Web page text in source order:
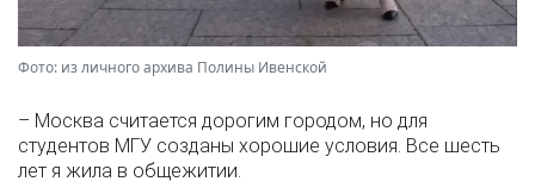
Фото: из личного архива Полины Ивенской
– Москва считается дорогим городом, но для
студентов МГУ созданы хорошие условия. Все шесть
лет я жила в общежитии.